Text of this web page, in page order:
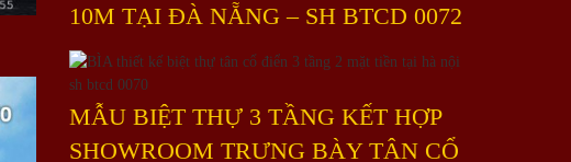
10M TẠI ĐÀ NẴNG – SH BTCD 0072
MẪU BIỆT THỰ 3 TẦNG KẾT HỢP
SHOWROOM TRƯNG BÀY TÂN CỔ